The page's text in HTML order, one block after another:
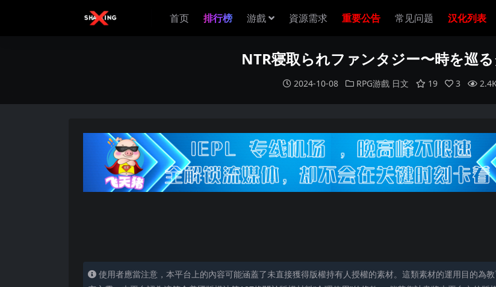
首页 排行榜 游戲 資源需求 重要公告 常见问题 汉化列表
NTR寝取られファンタジー〜時を巡
2024-10-08 RPG游戲 日文 19 3
使用者應當注意，本平台上的內容可能涵蓋了未直接獲得版權持有人授權的素材。這類素材的運用目的為